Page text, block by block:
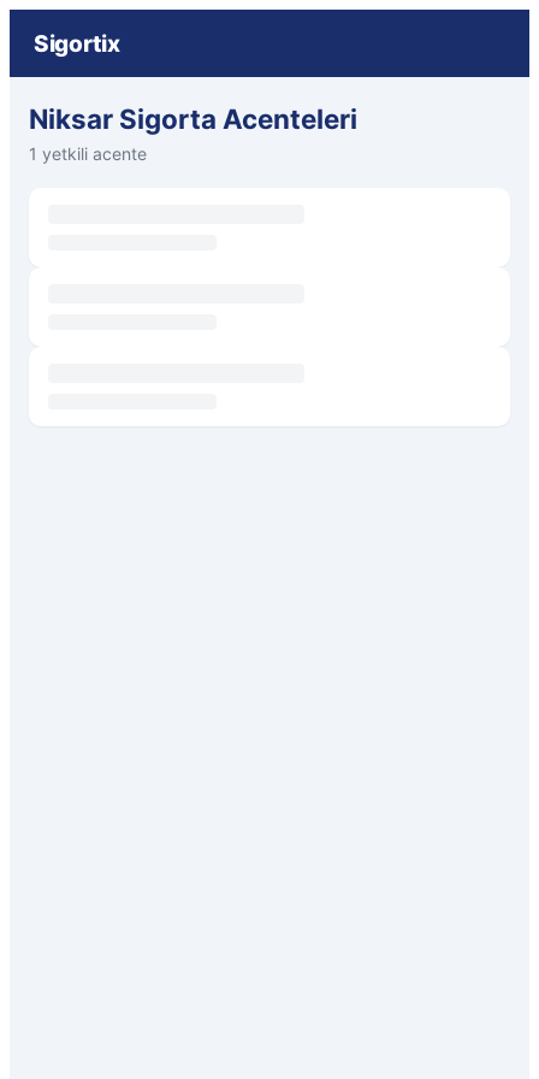
Sigortix
Niksar Sigorta Acenteleri
1 yetkili acente